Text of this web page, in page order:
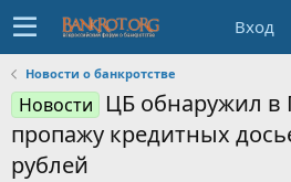
Вход
Новости о банкротстве
Новости
ЦБ обнаружил в
пропажу кредитных
рублей